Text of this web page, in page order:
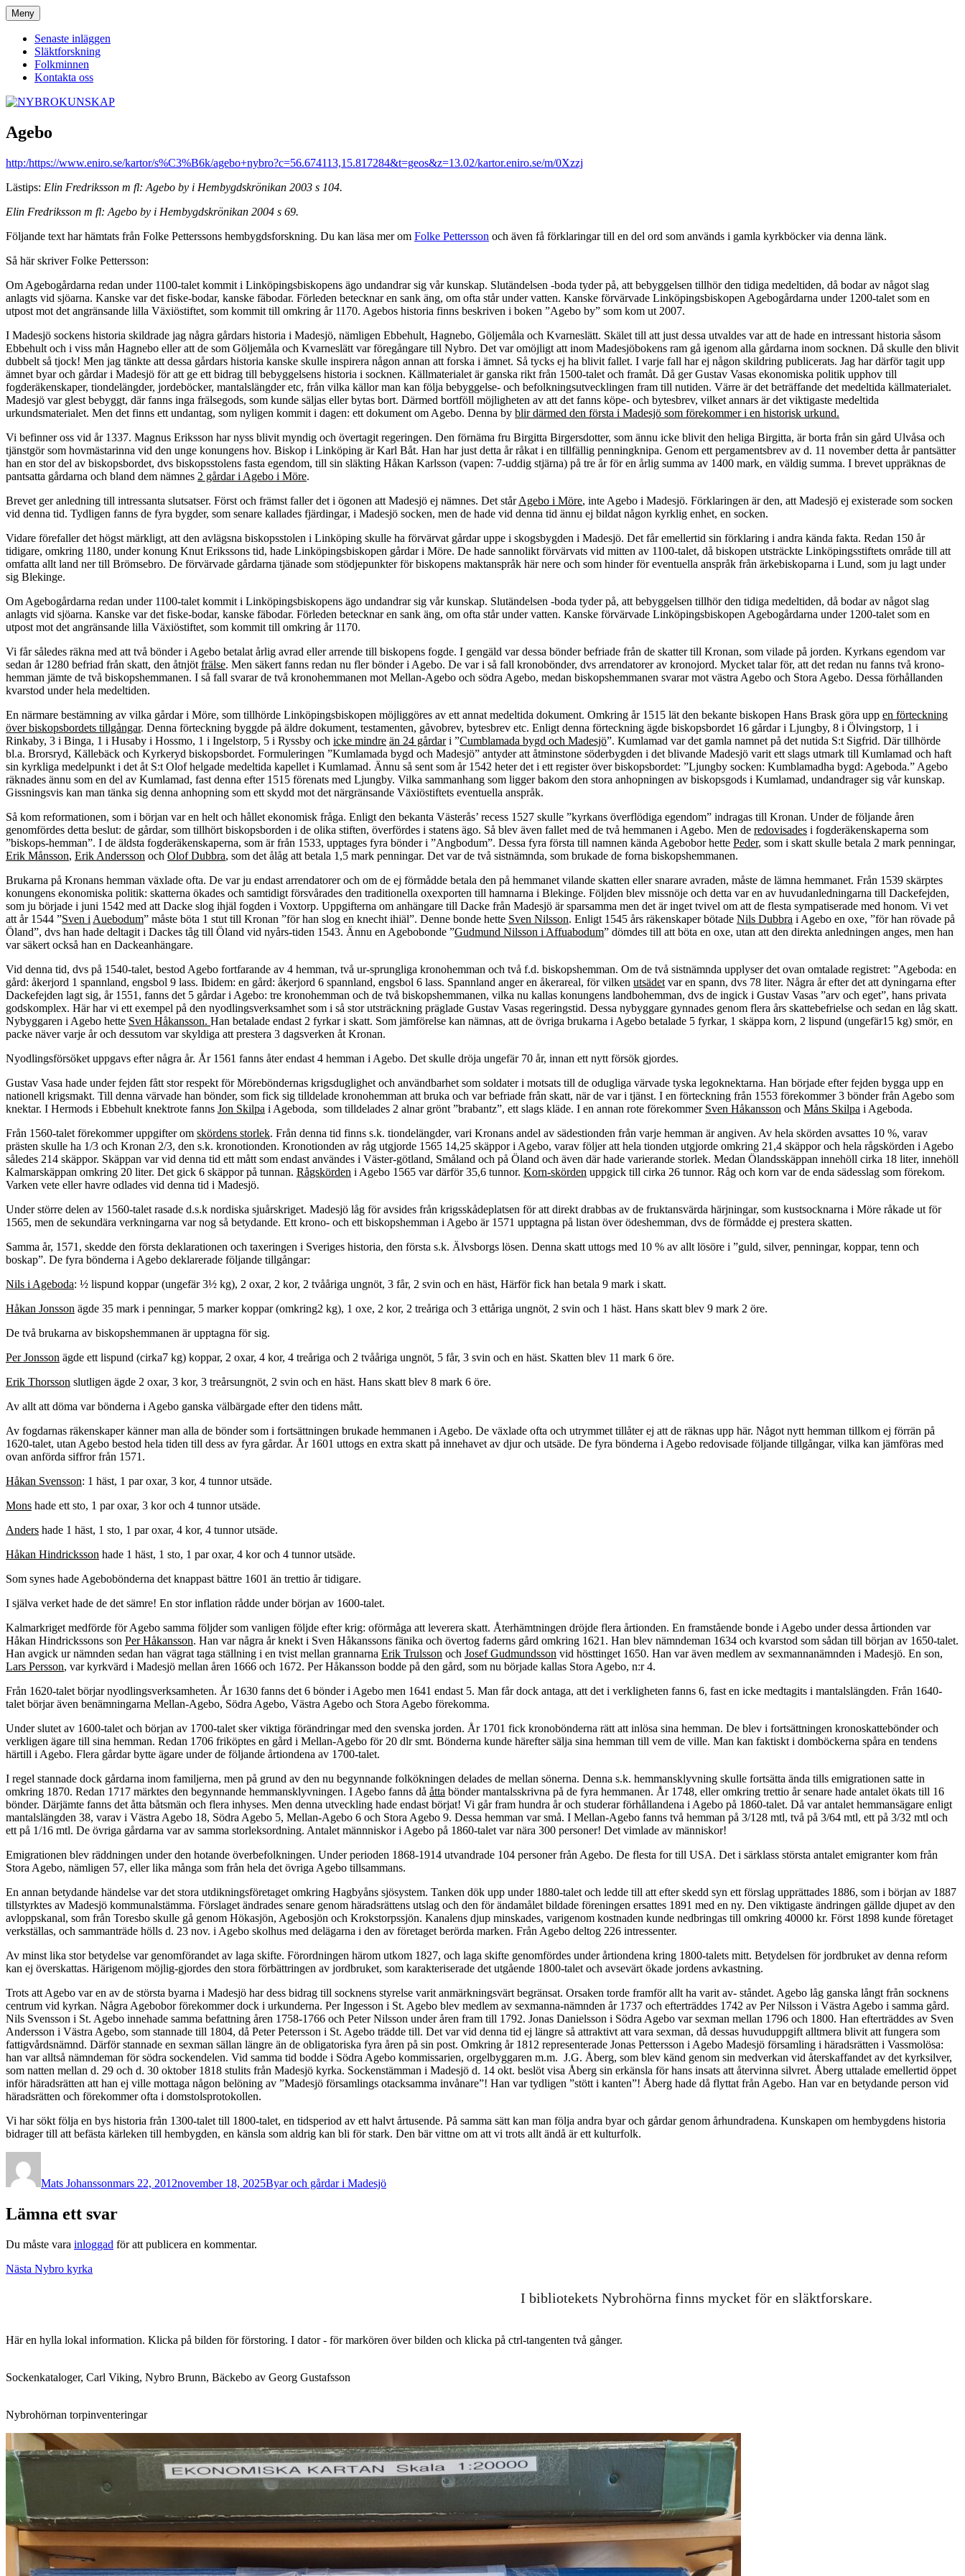
Hoppa
till
innehåll
NYBROKUNSKAP
Meny
Senaste inläggen
Släktforskning
Folkminnen
Kontakta oss
Agebo
http:/https://www.eniro.se/kartor/s%C3%B6k/agebo+nybro?c=56.674113,15.817284&t=geos&z=13.02/kartor.eniro.se/m/0Xzzj
Lästips: Elin Fredriksson m fl: Agebo by i Hembygdskrönikan 2003 s 104.
Elin Fredriksson m fl: Agebo by i Hembygdskrönikan 2004 s 69.
Följande text har hämtats från Folke Petterssons hembygdsforskning. Du kan läsa mer om Folke Pettersson och även få förklaringar till en del ord som används i gamla kyrkböcker via denna länk.
Så här skriver Folke Pettersson:
Om Agebogårdarna redan under 1100-talet kommit i Linköpingsbiskopens ägo undandrar sig vår kunskap. Slutändelsen -boda tyder på, att bebyggelsen tillhör den tidiga medeltiden, då bodar av något slag
anlagts vid sjöarna. Kanske var det fiske-bodar, kanske fäbodar. Förleden betecknar en sank äng, om ofta står under vatten. Kanske förvärvade Linköpingsbiskopen Agebogårdarna under 1200-talet som en
utpost mot det angränsande lilla Växiöstiftet, som kommit till omkring år 1170. Agebos historia finns beskriven i boken ”Agebo by” som kom ut 2007.
I Madesjö sockens historia skildrade jag några gårdars historia i Madesjö, nämligen Ebbehult, Hagnebo, Göljemåla och Kvarneslätt. Skälet till att just dessa utvaldes var att de hade en intressant historia såsom
Ebbehult och i viss mån Hagnebo eller att de som Göljemåla och Kvarneslätt var föregångare till Nybro. Det var omöjligt att inom Madesjöbokens ram gå igenom alla gårdarna inom socknen. Då skulle den blivit
dubbelt så tjock! Men jag tänkte att dessa gårdars historia kanske skulle inspirera någon annan att forska i ämnet. Så tycks ej ha blivit fallet. I varje fall har ej någon skildring publicerats. Jag har därför tagit upp
ämnet byar och gårdar i Madesjö för att ge ett bidrag till bebyggelsens historia i socknen. Källmaterialet är ganska rikt från 1500-talet och framåt. Då ger Gustav Vasas ekonomiska politik upphov till
fogderäkenskaper, tiondelängder, jordeböcker, mantalslängder etc, från vilka källor man kan följa bebyggelse- och befolkningsutvecklingen fram till nutiden. Värre är det beträffande det medeltida källmaterialet.
Madesjö var glest bebyggt, där fanns inga frälsegods, som kunde säljas eller bytas bort. Därmed bortföll möjligheten av att det fanns köpe- och bytesbrev, vilket annars är det viktigaste medeltida
urkundsmaterialet. Men det finns ett undantag, som nyligen kommit i dagen: ett dokument om Agebo. Denna by blir därmed den första i Madesjö som förekommer i en historisk urkund.
Vi befinner oss vid år 1337. Magnus Eriksson har nyss blivit myndig och övertagit regeringen. Den förnäma fru Birgitta Birgersdotter, som ännu icke blivit den heliga Birgitta, är borta från sin gård Ulvåsa och
tjänstgör som hovmästarinna vid den unge konungens hov. Biskop i Linköping är Karl Båt. Han har just detta år råkat i en tillfällig penningknipa. Genom ett pergamentsbrev av d. 11 november detta år pantsätter
han en stor del av biskopsbordet, dvs biskopsstolens fasta egendom, till sin släkting Håkan Karlsson (vapen: 7-uddig stjärna) på tre år för en årlig summa av 1400 mark, en väldig summa. I brevet uppräknas de
pantsatta gårdarna och bland dem nämnes 2 gårdar i Agebo i Möre.
Brevet ger anledning till intressanta slutsatser. Först och främst faller det i ögonen att Madesjö ej nämnes. Det stårAgebo i Möre, inte Agebo i Madesjö. Förklaringen är den, att Madesjö ej existerade som socken
vid denna tid. Tydligen fanns de fyra bygder, som senare kallades fjärdingar, i Madesjö socken, men de hade vid denna tid ännu ej bildat någon kyrklig enhet, en socken.
Vidare förefaller det högst märkligt, att den avlägsna biskopsstolen i Linköping skulle ha förvärvat gårdar uppe i skogsbygden i Madesjö. Det får emellertid sin förklaring i andra kända fakta. Redan 150 år
tidigare, omkring 1180, under konung Knut Erikssons tid, hade Linköpingsbiskopen gårdar i Möre. De hade sannolikt förvärvats vid mitten av 1100-talet, då biskopen utsträckte Linköpingsstiftets område till att
omfatta allt land ner till Brömsebro. De förvärvade gårdarna tjänade som stödjepunkter för biskopens maktanspråk här nere och som hinder för eventuella anspråk från ärkebiskoparna i Lund, som ju lagt under
sig Blekinge.
Om Agebogårdarna redan under 1100-talet kommit i Linköpingsbiskopens ägo undandrar sig vår kunskap. Slutändelsen -boda tyder på, att bebyggelsen tillhör den tidiga medeltiden, då bodar av något slag
anlagts vid sjöarna. Kanske var det fiske-bodar, kanske fäbodar. Förleden betecknar en sank äng, om ofta står under vatten. Kanske förvärvade Linköpingsbiskopen Agebogårdarna under 1200-talet som en
utpost mot det angränsande lilla Växiöstiftet, som kommit till omkring år 1170.
Vi får således räkna med att två bönder i Agebo betalat årlig avrad eller arrende till biskopens fogde. I gengäld var dessa bönder befriade från de skatter till Kronan, som vilade på jorden. Kyrkans egendom var
sedan år 1280 befriad från skatt, den åtnjöt frälse. Men säkert fanns redan nu fler bönder i Agebo. De var i så fall kronobönder, dvs arrendatorer av kronojord. Mycket talar för, att det redan nu fanns två krono-
hemman jämte de två biskopshemmanen. I så fall svarar de två kronohemmanen mot Mellan-Agebo och södra Agebo, medan biskopshemmanen svarar mot västra Agebo och Stora Agebo. Dessa förhållanden
kvarstod under hela medeltiden.
En närmare bestämning av vilka gårdar i Möre, som tillhörde Linköpingsbiskopen möjliggöres av ett annat medeltida dokument. Omkring år 1515 lät den bekante biskopen Hans Brask göra upp en förteckning
över biskopsbordets tillgångar. Denna förteckning byggde på äldre dokument, testamenten, gåvobrev, bytesbrev etc. Enligt denna förteckning ägde biskopsbordet 16 gårdar i Ljungby, 8 i Ölvingstorp, 1 i
Rinkaby, 3 i Binga, 1 i Husaby i Hossmo, 1 i Ingelstorp, 5 i Ryssby och icke mindre än 24 gårdari ”Cumblamada bygd och Madesjö”. Kumlamad var det gamla namnet på det nutida S:t Sigfrid. Där tillhörde
bl.a. Brorsryd, Källebäck och Kyrkeryd biskopsbordet. Formuleringen ”Kumlamada bygd och Madesjö” antyder att åtminstone söderbygden i det blivande Madesjö varit ett slags utmark till Kumlamad och haft
sin kyrkliga medelpunkt i det åt S:t Olof helgade medeltida kapellet i Kumlamad. Ännu så sent som år 1542 heter det i ett register över biskopsbordet: ”Ljungby socken: Kumblamadha bygd: Ageboda.” Agebo
räknades ännu som en del av Kumlamad, fast denna efter 1515 förenats med Ljungby. Vilka sammanhang som ligger bakom den stora anhopningen av biskopsgods i Kumlamad, undandrager sig vår kunskap.
Gissningsvis kan man tänka sig denna anhopning som ett skydd mot det närgränsande Växiöstiftets eventuella anspråk.
Så kom reformationen, som i början var en helt och hållet ekonomisk fråga. Enligt den bekanta Västerås’ recess 1527 skulle ”kyrkans överflödiga egendom” indragas till Kronan. Under de följande åren
genomfördes detta beslut: de gårdar, som tillhört biskopsborden i de olika stiften, överfördes i statens ägo. Så blev även fallet med de två hemmanen i Agebo. Men de redovisades i fogderäkenskaperna som
”biskops-hemman”. I de äldsta fogderäkenskaperna, som är från 1533, upptages fyra bönder i ”Angbodum”. Dessa fyra första till namnen kända Agebobor hette Peder, som i skatt skulle betala 2 mark penningar,
Erik Månsson, Erik Andersson och Olof Dubbra, som det ålåg att betala 1,5 mark penningar. Det var de två sistnämnda, som brukade de forna biskopshemmanen.
Brukarna på Kronans hemman växlade ofta. De var ju endast arrendatorer och om de ej förmådde betala den på hemmanet vilande skatten eller snarare avraden, måste de lämna hemmanet. Från 1539 skärptes
konungens ekonomiska politik: skatterna ökades och samtidigt försvårades den traditionella oxexporten till hamnarna i Blekinge. Följden blev missnöje och detta var en av huvudanledningarna till Dackefejden,
som ju började i juni 1542 med att Dacke slog ihjäl fogden i Voxtorp. Uppgifterna om anhängare till Dacke från Madesjö är sparsamma men det är inget tvivel om att de flesta sympatiserade med honom. Vi vet
att år 1544 ”Sven i Auebodum” måste böta 1 stut till Kronan ”för han slog en knecht ihiäl”. Denne bonde hette Sven Nilsson. Enligt 1545 års räkenskaper bötade Nils Dubbra i Agebo en oxe, ”för han rövade på
Öland”, dvs han hade deltagit i Dackes tåg till Öland vid nyårs-tiden 1543. Ännu en Agebobonde ”Gudmund Nilsson i Affuabodum” dömdes till att böta en oxe, utan att den direkta anledningen anges, men han
var säkert också han en Dackeanhängare.
Vid denna tid, dvs på 1540-talet, bestod Agebo fortfarande av 4 hemman, två ur-sprungliga kronohemman och två f.d. biskopshemman. Om de två sistnämnda upplyser det ovan omtalade registret: ”Ageboda: en
gård: åkerjord 1 spannland, engsbol 9 lass. Ibidem: en gård: åkerjord 6 spannland, engsbol 6 lass. Spannland anger en åkerareal, för vilken utsädet var en spann, dvs 78 liter. Några år efter det att dyningarna efter
Dackefejden lagt sig, år 1551, fanns det 5 gårdar i Agebo: tre kronohemman och de två biskopshemmanen, vilka nu kallas konungens landbohemman, dvs de ingick i Gustav Vasas ”arv och eget”, hans privata
godskomplex. Här har vi ett exempel på den nyodlingsverksamhet som i så stor utsträckning präglade Gustav Vasas regeringstid. Dessa nybyggare gynnades genom flera års skattebefrielse och sedan en låg skatt.
Nybyggaren i Agebo hette Sven Håkansson. Han betalade endast 2 fyrkar i skatt. Som jämförelse kan nämnas, att de övriga brukarna i Agebo betalade 5 fyrkar, 1 skäppa korn, 2 lispund (ungefär15 kg) smör, en
packe näver varje år och dessutom var skyldiga att prestera 3 dagsverken åt Kronan.
Nyodlingsförsöket uppgavs efter några år. År 1561 fanns åter endast 4 hemman i Agebo. Det skulle dröja ungefär 70 år, innan ett nytt försök gjordes.
Gustav Vasa hade under fejden fått stor respekt för Möreböndernas krigsduglighet och användbarhet som soldater i motsats till de odugliga värvade tyska legoknektarna. Han började efter fejden bygga upp en
nationell krigsmakt. Till denna värvade han bönder, som fick sig tilldelade kronohemman att bruka och var befriade från skatt, när de var i tjänst. I en förteckning från 1553 förekommer 3 bönder från Agebo som
knektar. I Hermods i Ebbehult knektrote fanns Jon Skilpa i Ageboda, som tilldelades 2 alnar grönt ”brabantz”, ett slags kläde. I en annan rote förekommer Sven Håkansson och Måns Skilpa i Ageboda.
Från 1560-talet förekommer uppgifter om skördens storlek. Från denna tid finns s.k. tiondelängder, vari Kronans andel av sädestionden från varje hemman är angiven. Av hela skörden avsattes 10 %, varav
prästen skulle ha 1/3 och Kronan 2/3, den s.k. kronotionden. Kronotionden av råg utgjorde 1565 14,25 skäppor i Agebo, varav följer att hela tionden utgjorde omkring 21,4 skäppor och hela rågskörden i Agebo
således 214 skäppor. Skäppan var vid denna tid ett mått som endast användes i Väster-götland, Småland och på Öland och även där hade varierande storlek. Medan Ölandsskäppan innehöll cirka 18 liter, innehöll
Kalmarskäppan omkring 20 liter. Det gick 6 skäppor på tunnan. Rågskörden i Agebo 1565 var därför 35,6 tunnor. Korn-skörden uppgick till cirka 26 tunnor. Råg och korn var de enda sädesslag som förekom.
Varken vete eller havre odlades vid denna tid i Madesjö.
Under större delen av 1560-talet rasade d.s.k nordiska sjuårskriget. Madesjö låg för avsides från krigsskådeplatsen för att direkt drabbas av de fruktansvärda härjningar, som kustsocknarna i Möre råkade ut för
1565, men de sekundära verkningarna var nog så betydande. Ett krono- och ett biskopshemman i Agebo är 1571 upptagna på listan över ödeshemman, dvs de förmådde ej prestera skatten.
Samma år, 1571, skedde den första deklarationen och taxeringen i Sveriges historia, den första s.k. Älvsborgs lösen. Denna skatt uttogs med 10 % av allt lösöre i ”guld, silver, penningar, koppar, tenn och
boskap”. De fyra bönderna i Agebo deklarerade följande tillgångar:
Nils i Ageboda: ½ lispund koppar (ungefär 3½ kg), 2 oxar, 2 kor, 2 tvååriga ungnöt, 3 får, 2 svin och en häst, Härför fick han betala 9 mark i skatt.
Håkan Jonsson ägde 35 mark i penningar, 5 marker koppar (omkring2 kg), 1 oxe, 2 kor, 2 treåriga och 3 ettåriga ungnöt, 2 svin och 1 häst. Hans skatt blev 9 mark 2 öre.
De två brukarna av biskopshemmanen är upptagna för sig.
Per Jonsson ägde ett lispund (cirka7 kg) koppar, 2 oxar, 4 kor, 4 treåriga och 2 tvååriga ungnöt, 5 får, 3 svin och en häst. Skatten blev 11 mark 6 öre.
Erik Thorsson slutligen ägde 2 oxar, 3 kor, 3 treårsungnöt, 2 svin och en häst. Hans skatt blev 8 mark 6 öre.
Av allt att döma var bönderna i Agebo ganska välbärgade efter den tidens mått.
Av fogdarnas räkenskaper känner man alla de bönder som i fortsättningen brukade hemmanen i Agebo. De växlade ofta och utrymmet tillåter ej att de räknas upp här. Något nytt hemman tillkom ej förrän på
1620-talet, utan Agebo bestod hela tiden till dess av fyra gårdar. År 1601 uttogs en extra skatt på innehavet av djur och utsäde. De fyra bönderna i Agebo redovisade följande tillgångar, vilka kan jämföras med
ovan anförda siffror från 1571.
Håkan Svensson: 1 häst, 1 par oxar, 3 kor, 4 tunnor utsäde.
Mons hade ett sto, 1 par oxar, 3 kor och 4 tunnor utsäde.
Anders hade 1 häst, 1 sto, 1 par oxar, 4 kor, 4 tunnor utsäde.
Håkan Hindricksson hade 1 häst, 1 sto, 1 par oxar, 4 kor och 4 tunnor utsäde.
Som synes hade Agebobönderna det knappast bättre 1601 än trettio år tidigare.
I själva verket hade de det sämre! En stor inflation rådde under början av 1600-talet.
Kalmarkriget medförde för Agebo samma följder som vanligen följde efter krig: oförmåga att leverera skatt. Återhämtningen dröjde flera årtionden. En framstående bonde i Agebo under dessa årtionden var
Håkan Hindrickssons son Per Håkansson. Han var några år knekt i Sven Håkanssons fänika och övertog faderns gård omkring 1621. Han blev nämndeman 1634 och kvarstod som sådan till början av 1650-talet.
Han avgick ur nämnden sedan han vägrat taga ställning i en tvist mellan grannarna Erik Trulsson och Josef Gudmundsson vid hösttinget 1650. Han var även medlem av sexmannanämnden i Madesjö. En son,
Lars Persson, var kyrkvärd i Madesjö mellan åren 1666 och 1672. Per Håkansson bodde på den gård, som nu började kallas Stora Agebo, n:r 4.
Från 1620-talet börjar nyodlingsverksamheten. År 1630 fanns det 6 bönder i Agebo men 1641 endast 5. Man får dock antaga, att det i verkligheten fanns 6, fast en icke medtagits i mantalslängden. Från 1640-
talet börjar även benämningarna Mellan-Agebo, Södra Agebo, Västra Agebo och Stora Agebo förekomma.
Under slutet av 1600-talet och början av 1700-talet sker viktiga förändringar med den svenska jorden. År 1701 fick kronobönderna rätt att inlösa sina hemman. De blev i fortsättningen kronoskattebönder och
verkligen ägare till sina hemman. Redan 1706 friköptes en gård i Mellan-Agebo för 20 dlr smt. Bönderna kunde härefter sälja sina hemman till vem de ville. Man kan faktiskt i domböckerna spåra en tendens
härtill i Agebo. Flera gårdar bytte ägare under de följande årtiondena av 1700-talet.
I regel stannade dock gårdarna inom familjerna, men på grund av den nu begynnande folkökningen delades de mellan sönerna. Denna s.k. hemmansklyvning skulle fortsätta ända tills emigrationen satte in
omkring 1870. Redan 1717 märktes den begynnande hemmansklyvningen. I Agebo fanns då åtta bönder mantalsskrivna på de fyra hemmanen. År 1748, eller omkring trettio år senare hade antalet ökats till 16
bönder. Därjämte fanns det åtta båtsmän och flera inhyses. Men denna utveckling hade endast börjat! Vi går fram hundra år och studerar förhållandena i Agebo på 1860-talet. Då var antalet hemmansägare enligt
mantalslängden 38, varav i Västra Agebo 18, Södra Agebo 5, Mellan-Agebo 6 och Stora Agebo 9. Dessa hemman var små. I Mellan-Agebo fanns två hemman på 3/128 mtl, två på 3/64 mtl, ett på 3/32 mtl och
ett på 1/16 mtl. De övriga gårdarna var av samma storleksordning. Antalet männniskor i Agebo på 1860-talet var nära 300 personer! Det vimlade av människor!
Emigrationen blev räddningen under den hotande överbefolkningen. Under perioden 1868-1914 utvandrade 104 personer från Agebo. De flesta for till USA. Det i särklass största antalet emigranter kom från
Stora Agebo, nämligen 57, eller lika många som från hela det övriga Agebo tillsammans.
En annan betydande händelse var det stora utdikningsföretaget omkring Hagbyåns sjösystem. Tanken dök upp under 1880-talet och ledde till att efter skedd syn ett förslag upprättades 1886, som i början av 1887
tillstyrktes av Madesjö kommunalstämma. Förslaget ändrades senare genom häradsrättens utslag och den för ändamålet bildade föreningen ersattes 1891 med en ny. Den viktigaste ändringen gällde djupet av den
avloppskanal, som från Toresbo skulle gå genom Hökasjön, Agebosjön och Krokstorpssjön. Kanalens djup minskades, varigenom kostnaden kunde nedbringas till omkring 40000 kr. Först 1898 kunde företaget
verkställas, och sammanträde hölls d. 23 nov. i Agebo skolhus med delägarna i den av företaget berörda marken. Från Agebo deltog 226 intressenter.
Av minst lika stor betydelse var genomförandet av laga skifte. Förordningen härom utkom 1827, och laga skifte genomfördes under årtiondena kring 1800-talets mitt. Betydelsen för jordbruket av denna reform
kan ej överskattas. Härigenom möjlig-gjordes den stora förbättringen av jordbruket, som karakteriserade det utgående 1800-talet och avsevärt ökade jordens avkastning.
Trots att Agebo var en av de största byarna i Madesjö har dess bidrag till socknens styrelse varit anmärkningsvärt begränsat. Orsaken torde framför allt ha varit av- ståndet. Agebo låg ganska långt från socknens
centrum vid kyrkan. Några Agebobor förekommer dock i urkunderna. Per Ingesson i St. Agebo blev medlem av sexmanna-nämnden år 1737 och efterträddes 1742 av Per Nilsson i Västra Agebo i samma gård.
Nils Svensson i St. Agebo innehade samma befattning åren 1758-1766 och Peter Nilsson under åren fram till 1792. Jonas Danielsson i Södra Agebo var sexman mellan 1796 och 1800. Han efterträddes av Sven
Andersson i Västra Agebo, som stannade till 1804, då Peter Petersson i St. Agebo trädde till. Det var vid denna tid ej längre så attraktivt att vara sexman, då dessas huvuduppgift alltmera blivit att fungera som
fattigvårdsnämnd. Därför stannade en sexman sällan längre än de obligatoriska fyra åren på sin post. Omkring år 1812 representerade Jonas Pettersson i Agebo Madesjö församling i häradsrätten i Vassmolösa:
han var alltså nämndeman för södra sockendelen. Vid samma tid bodde i Södra Agebo kommissarien, orgelbyggaren m.m. J.G. Åberg, som blev känd genom sin medverkan vid återskaffandet av det kyrksilver,
som natten mellan d. 29 och d. 30 oktober 1818 stulits från Madesjö kyrka. Sockenstämman i Madesjö d. 14 okt. beslöt visa Åberg sin erkänsla för hans insats att återvinna silvret. Åberg uttalade emellertid öppet
inför häradsrätten att han ej ville mottaga någon belöning av ”Madesjö församlings otacksamma invånare”! Han var tydligen ”stött i kanten”! Åberg hade då flyttat från Agebo. Han var en betydande person vid
häradsrätten och förekommer ofta i domstolsprotokollen.
Vi har sökt följa en bys historia från 1300-talet till 1800-talet, en tidsperiod av ett halvt årtusende. På samma sätt kan man följa andra byar och gårdar genom århundradena. Kunskapen om hembygdens historia
bidrager till att befästa kärleken till hembygden, en känsla som aldrig kan bli för stark. Den bär vittne om att vi trots allt ändå är ett kulturfolk.
Mats Johanssonmars 22, 2012november 18, 2025Byar och gårdar i Madesjö
Lämna ett svar
Du måste vara inloggad för att publicera en kommentar.
Inläggsnavigering
Nästa Nästa
Nybro kyrka
I bibliotekets Nybrohörna finns mycket för en släktforskare.
Här en hylla lokal information. Klicka på bilden för förstoring. I dator - för markören över bilden och klicka på ctrl-tangenten två gånger.
Sockenkataloger, Carl Viking, Nybro Brunn, Bäckebo av Georg Gustafsson
Nybrohörnan torpinventeringar